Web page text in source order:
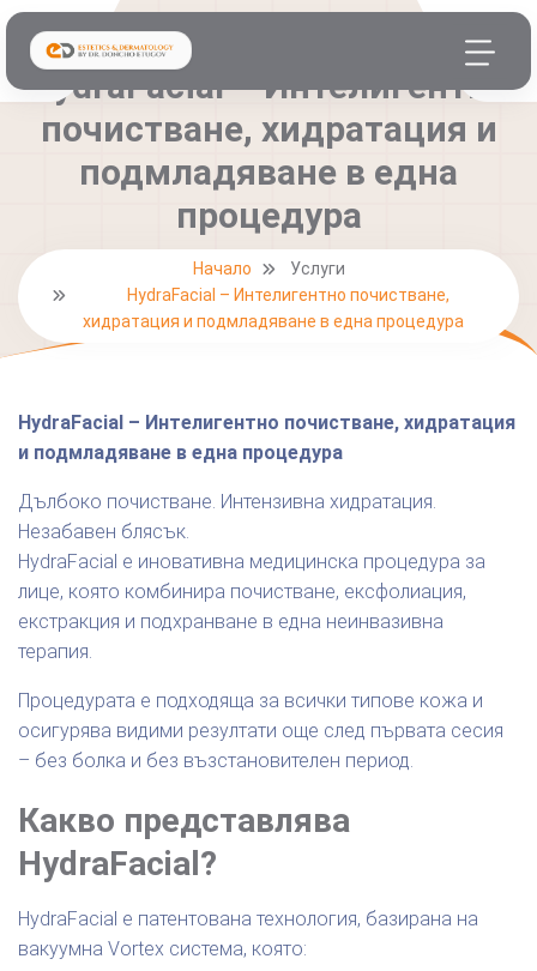
HydraFacial – Интелигентно
почистване, хидратация и
подмладяване в една
процедура
Начало
Услуги
HydraFacial – Интелигентно почистване,
хидратация и подмладяване в една процедура
HydraFacial – Интелигентно почистване, хидратация
и подмладяване в една процедура
Дълбоко почистване. Интензивна хидратация.
Незабавен блясък.
HydraFacial е иновативна медицинска процедура за
лице, която комбинира почистване, ексфолиация,
екстракция и подхранване в една неинвазивна
терапия.
Процедурата е подходяща за всички типове кожа и
осигурява видими резултати още след първата сесия
– без болка и без възстановителен период.
Какво представлява
HydraFacial?
HydraFacial е патентована технология, базирана на
вакуумна Vortex система, която: